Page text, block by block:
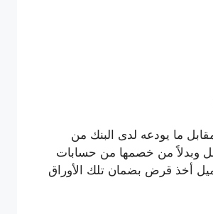
ما يودعه لدى البنك من
وبدلاً من خصمها من حسابات
أخذ قرض بضمان تلك الأوراق